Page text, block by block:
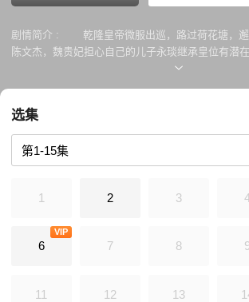
剧情简介 :
乾隆皇帝微服出巡，路过荷花塘，邂
陈文杰，魏贵妃担心自己的儿子永琰继承皇位有潜
到陈家除掉孩子，陈青云义薄云天把骨肉交出替死
云的妻子因痛失爱子投塘自尽，陈青云把她埋在荷
义立墓碑，以绝皇宫追杀。
选集
1 2 3
6
VIP
7 8
11 12 13